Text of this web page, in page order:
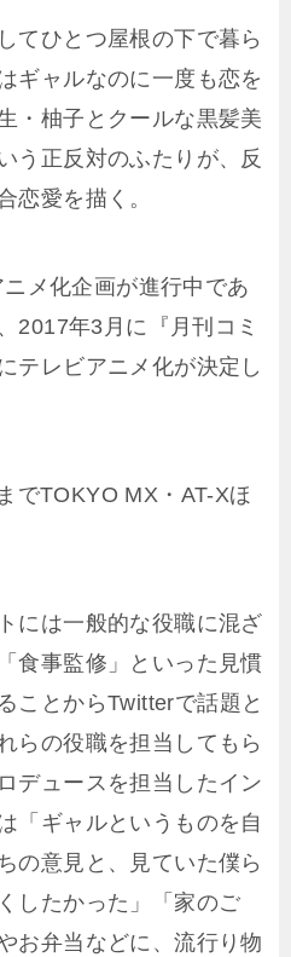
てひとつ屋根の下で暮ら
ギャルなのに一度も恋を
・柚子とクールな黒髪美
う正反対のふたりが、反
恋愛を描く。
メ化企画が進行中であ
2017年3月に『月刊コミ
テレビアニメ化が決定し
でTOKYO MX・AT-Xほ
には一般的な役職に混ざ
食事監修」といった見慣
ことからTwitterで話題と
らの役職を担当してもら
デュースを担当したイン
「ギャルというものを自
の意見と、見ていた僕ら
したかった」「家のご
お弁当などに、流行り物